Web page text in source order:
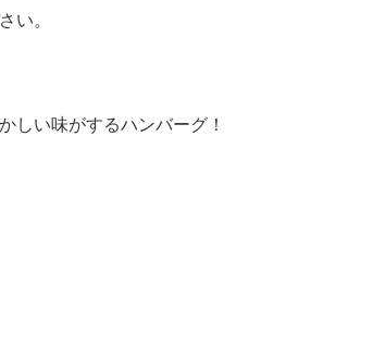
い。
しい味がするハンバーグ！